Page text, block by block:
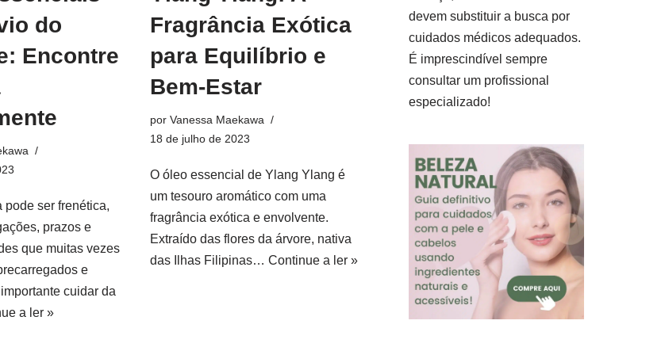
do
Encontre
pode ser frenética,
prazos e
que muitas vezes
e
cuidar da
a ler »
Fragrância Exótica
para Equilíbrio e
Bem-Estar
por Vanessa Maekawa
18 de julho de 2023
O óleo essencial de Ylang Ylang é
um tesouro aromático com uma
fragrância exótica e envolvente.
Extraído das flores da árvore, nativa
das Ilhas Filipinas… Continue a ler »
devem substituir a busca por
cuidados médicos adequados.
É imprescindível sempre
consultar um profissional
especializado!